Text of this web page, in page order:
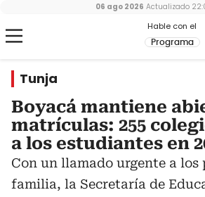
Hable con el
Programa
06 ago 2026 Actualizado
Tunja
Boyacá mantiene
matrículas: 255
a los estudiantes en
Con un llamado urgente a los
familia, la Secretaría de